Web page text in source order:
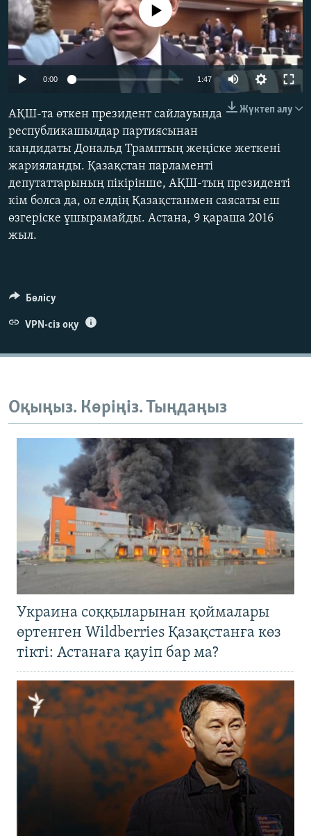
ЖАЗЫЛЫҢЫЗ
Басқа тілдерде
No media source currently available
0:00 1:47
Жүктеп алу
АҚШ-та өткен президент сайлауында
республикашылдар партиясынан
кандидаты Дональд Трамптың жеңіске жеткені
жарияланды. Қазақстан парламенті
депутаттарының пікірінше, АҚШ-тың президенті
кім болса да, ол елдің Қазақстанмен саясаты еш
өзгеріске ұшырамайды. Астана, 9 қараша 2016
жыл.
Бөлісу
VPN-сіз оқу
Оқыңыз. Көріңіз. Тыңдаңыз
Украина соққыларынан қоймалары
өртенген Wildberries Қазақстанға көз
тікті: Астанаға қауіп бар ма?